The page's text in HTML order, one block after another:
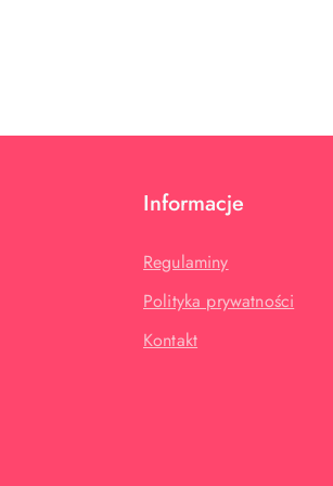
Informacje
Regulaminy
Polityka prywatności
Kontakt